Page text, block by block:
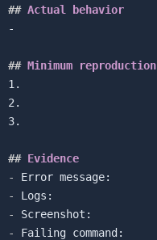
## Actual behavior
-
## Minimum reproduction
1.
2.
3.
## Evidence
-
-
-
-
Failing command: